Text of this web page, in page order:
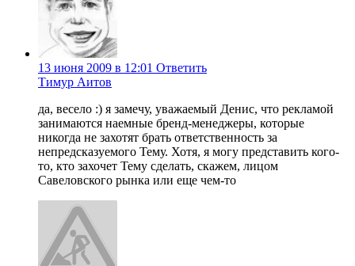
13 июня 2009 в 12:01 Ответить
Тимур Аитов
да, весело :) я замечу, уважаемый Денис, что рекламой
занимаются наемные бренд-менеджеры, которые
никогда не захотят брать ответственность за
непредсказуемого Тему. Хотя, я могу представить кого-
то, кто захочет Тему сделать, скажем, лицом
Савеловского рынка или еще чем-то